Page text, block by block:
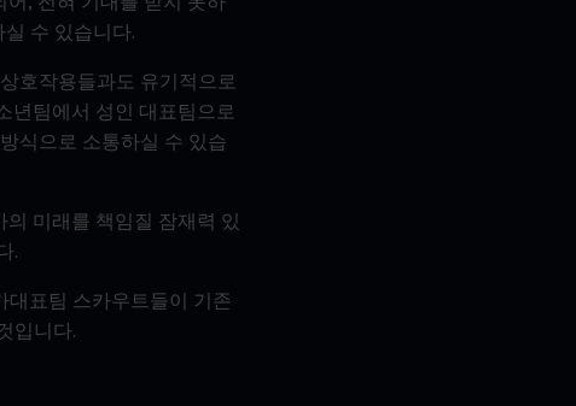
수 있습니다.
호작용들과도 유기적으로
년팀에서 성인 대표팀으로
식으로 소통하실 수 있습
미래를 책임질 잠재력 있
.
대표팀 스카우트들이 기존
입니다.